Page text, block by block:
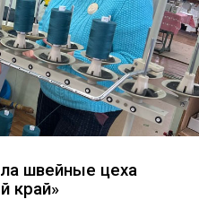
швейные цеха
край»